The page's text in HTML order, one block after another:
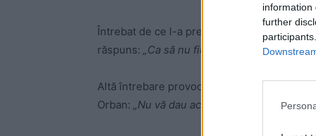
information
further
Întrebat de ce l-a preferat Klaus Iohannis
răspuns:
„Ca să nu fiu eu”.
Altă întrebare provocatoare, alt răspuns cu
Orban:
„Nu vă dau acum răspunsul la